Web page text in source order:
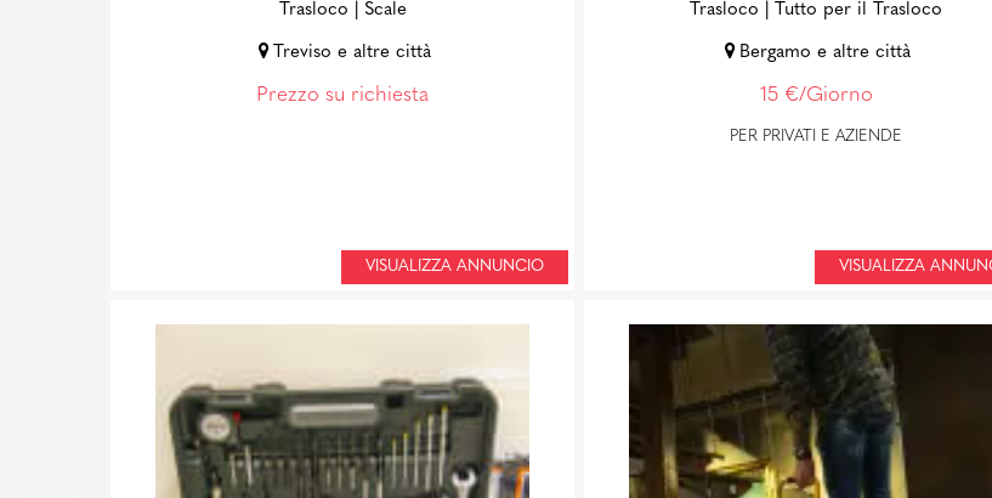
Trasloco | Scale
Treviso e altre città
Prezzo su richiesta
VISUALIZZA ANNUNCIO
Trasloco | Tutto per il Trasloco
Bergamo e altre città
15 €/Giorno
PER PRIVATI E AZIENDE
VISUALIZZA